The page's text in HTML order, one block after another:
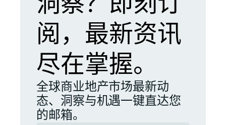
阅，最新资讯
尽在掌握。
全球商业地产市场最新动
态、洞察与机遇一键直达您
的邮箱。